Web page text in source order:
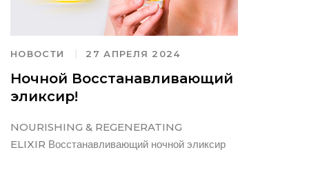
НОВОСТИ 27 АПРЕЛЯ 2024
Ночной Восстанавливающий
эликсир!
NOURISHING & REGENERATING
ELIXIR Восстанавливающий ночной эликсир